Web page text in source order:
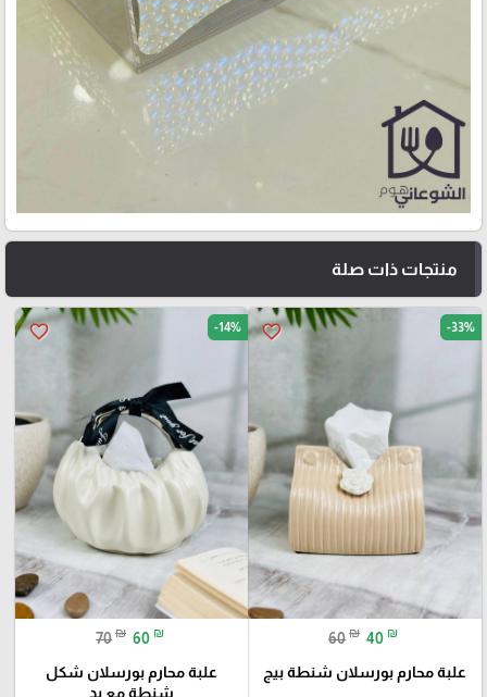
منتجات ذات صلة
favorite_border -33%
60 ₪ 40 ₪
علبة محارم بورسلان شنطة بيج
favorite_border -14%
70 ₪ 60 ₪
علبة محارم بورسلان شكل
شنطة مع يد